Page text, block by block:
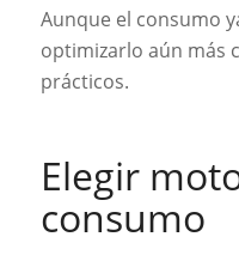
Aunque el consumo
optimizarlo aún más
prácticos.
Elegir
consumo